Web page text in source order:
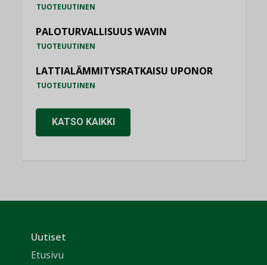
TUOTEUUTINEN
PALOTURVALLISUUS WAVIN
TUOTEUUTINEN
LATTIALÄMMITYSRATKAISU UPONOR
TUOTEUUTINEN
KATSO KAIKKI
Uutiset
Etusivu